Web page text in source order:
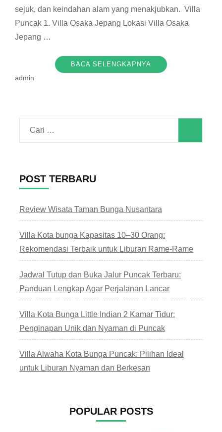
sejuk, dan keindahan alam yang menakjubkan. Villa
Puncak 1. Villa Osaka Jepang Lokasi Villa Osaka
Jepang …
BACA SELENGKAPNYA
admin
Cari
untuk:
POST TERBARU
Review Wisata Taman Bunga Nusantara
Villa Kota bunga Kapasitas 10–30 Orang:
Rekomendasi Terbaik untuk Liburan Rame-Rame
Jadwal Tutup dan Buka Jalur Puncak Terbaru:
Panduan Lengkap Agar Perjalanan Lancar
Villa Kota Bunga Little Indian 2 Kamar Tidur:
Penginapan Unik dan Nyaman di Puncak
Villa Alwaha Kota Bunga Puncak: Pilihan Ideal
untuk Liburan Nyaman dan Berkesan
POPULAR POSTS